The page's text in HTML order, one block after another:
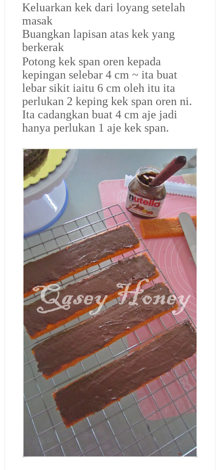
Keluarkan kek dari loyang setelah
masak
Buangkan lapisan atas kek yang
berkerak
Potong kek span oren kepada
kepingan selebar 4 cm ~ ita buat
lebar sikit iaitu 6 cm oleh itu ita
perlukan 2 keping kek span oren ni.
Ita cadangkan buat 4 cm aje jadi
hanya perlukan 1 aje kek span.